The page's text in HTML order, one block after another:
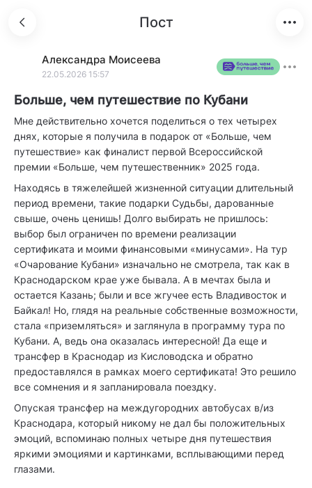
Пост
Александра Моисеева
22.05.2026 15:57
Больше, чем путешествие по Кубани
Мне действительно хочется поделиться о тех четырех
днях, которые я получила в подарок от «Больше, чем
путешествие» как финалист первой Всероссийской
премии «Больше, чем путешественник» 2025 года.
Находясь в тяжелейшей жизненной ситуации длительный
период времени, такие подарки Судьбы, дарованные
свыше, очень ценишь! Долго выбирать не пришлось:
выбор был ограничен по времени реализации
сертификата и моими финансовыми «минусами». На тур
«Очарование Кубани» изначально не смотрела, так как в
Краснодарском крае уже бывала. А в мечтах была и
остается Казань; были и все жгучее есть Владивосток и
Байкал! Но, глядя на реальные собственные возможности,
стала «приземляться» и заглянула в программу тура по
Кубани. А, ведь она оказалась интересной! Да еще и
трансфер в Краснодар из Кисловодска и обратно
предоставлялся в рамках моего сертификата! Это решило
все сомнения и я запланировала поездку.
Опуская трансфер на междугородних автобусах в/из
Краснодара, который никому не дал бы положительных
эмоций, вспоминаю полных четыре дня путешествия
яркими эмоциями и картинками, всплывающими перед
глазами.